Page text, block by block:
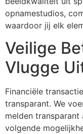
panel
panel
panel
panel
panel
panel
opnamestudios,
waardoor jij elk
Veilige
Vlugge
Financiële
transparant. We
melden transparant
volgende